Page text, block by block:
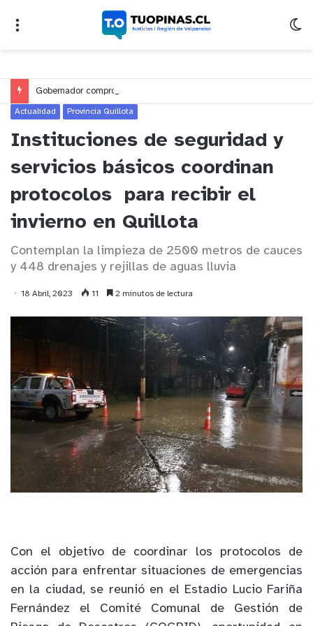
Actualidad Provincia Quillota
Instituciones de seguridad y
servicios básicos coordinan
protocolos para recibir el
invierno en Quillota
Contemplan la limpieza de 2500 metros de cauces
y 448 drenajes y rejillas de aguas lluvia
18 Abril, 2023 11 2 minutos de lectura
Con el objetivo de coordinar los protocolos de
acción para enfrentar situaciones de emergencias
en la ciudad, se reunió en el Estadio Lucio Fariña
Fernández el Comité Comunal de Gestión de